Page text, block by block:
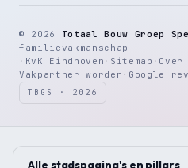
© 2026 Totaal Bouw Groep
familievakmanschap
· KvK Eindhoven · Sitemap · Over
Vakpartner worden · Google
TBGS · 2026
Alle stadspagina's en pillars